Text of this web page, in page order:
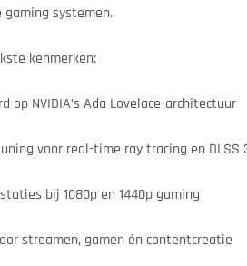
gaming systemen.
kenmerken:
op NVIDIA’s Ada Lovelace-architectuur
voor real-time ray tracing en DLSS
bij 1080p en 1440p gaming
streamen, gamen én contentcreatie